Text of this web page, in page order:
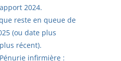
2024.
reste en queue de
(ou date plus
récent).
infirmière :